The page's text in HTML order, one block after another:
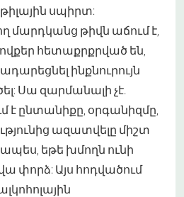
սպիրտ:
թիվն աճում է,
հետաքրքրված են,
ինքնուրույն
Սա զարմանալի չէ.
է ընտանիքը, օրգանիզմը,
ազատվելը միշտ
եթե խմողն ունի
փորձ: Այս հոդվածում